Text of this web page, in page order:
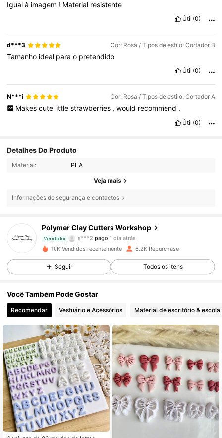
Igualà imagem ! Material resistente
Útil (0)
d***3 Cor: Rosa / Tipos de estilo: Cortador B
Tamanho ideal parao pretendido
Útil (0)
N***i Cor: Rosa / Tipos de estilo: Cortador A
Makes cute little strawberries , would recommend .
Útil (0)
Detalhes Do Produto
Material: PLA
Veja mais
Informações de segurança e contactos
Polymer Clay Cutters Workshop
Vendedor
4,90
6.4K Seguidores
s***2 pago 1 dia atrás
4,90 6.4K Seguidores
4,90 6.4K Seguidores
4,90 6.4K Seguidores
4,90 6.4K Seguidores
4,90 6.4K Seguidores
10K Vendidos recentemente 6.2K Repurchase
Seguir Todos os itens
Você Também Pode Gostar
Recomendar Vestuário e Acessórios Material de escritório & escola